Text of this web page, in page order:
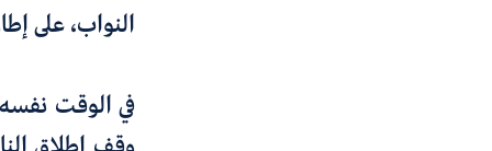
النواب، على
في الوقت